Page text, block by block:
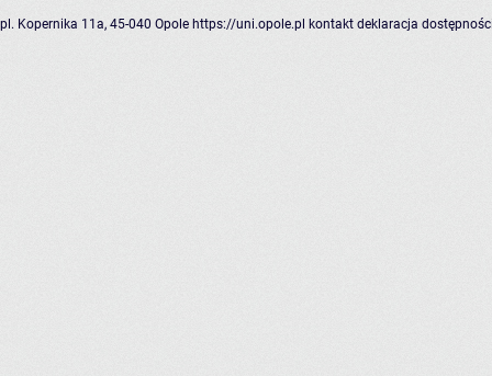
pl. Kopernika 11a, 45-040 Opole https://uni.opole.pl kontakt deklaracja